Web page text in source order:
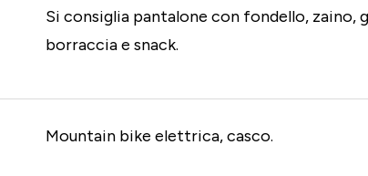
Si consiglia pantalone con fondello,
borraccia e snack.
Mountain bike elettrica, casco.